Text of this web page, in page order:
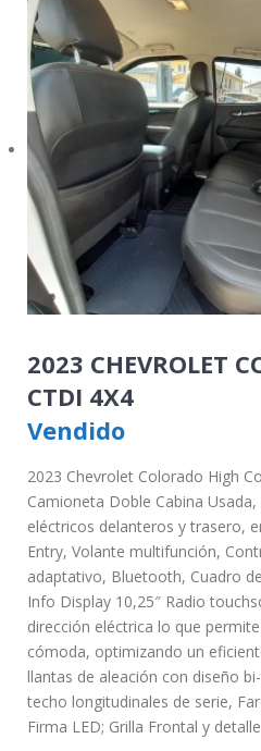
2023 CHEVROLET
CTDI 4X4
Vendido
2023 Chevrolet Colorado High
Camioneta Doble Cabina
eléctricos delanteros y trasero,
Entry, Volante multifunción,
adaptativo, Bluetooth, Cuadro
Info Display 10,25″ Radio
dirección eléctrica lo que
cómoda, optimizando un
llantas de aleación con diseño
techo longitudinales de serie,
Firma LED; Grilla Frontal y